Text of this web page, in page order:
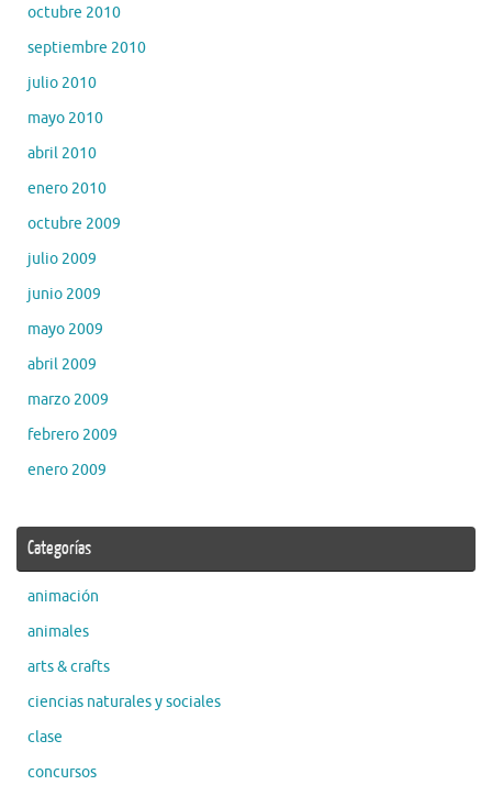
octubre 2010
septiembre 2010
julio 2010
mayo 2010
abril 2010
enero 2010
octubre 2009
julio 2009
junio 2009
mayo 2009
abril 2009
marzo 2009
febrero 2009
enero 2009
Categorías
animación
animales
arts & crafts
ciencias naturales y sociales
clase
concursos